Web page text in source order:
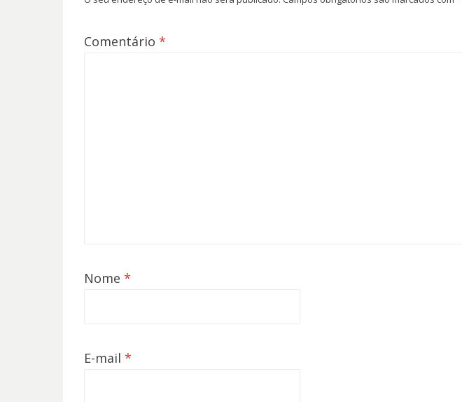
Comentário *
Nome *
E-mail *